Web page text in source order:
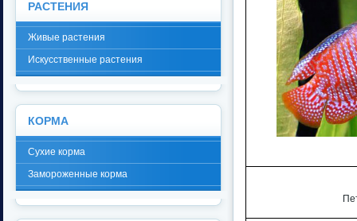
РАСТЕНИЯ
Живые растения
Искусственные растения
КОРМА
Сухие корма
Замороженные корма